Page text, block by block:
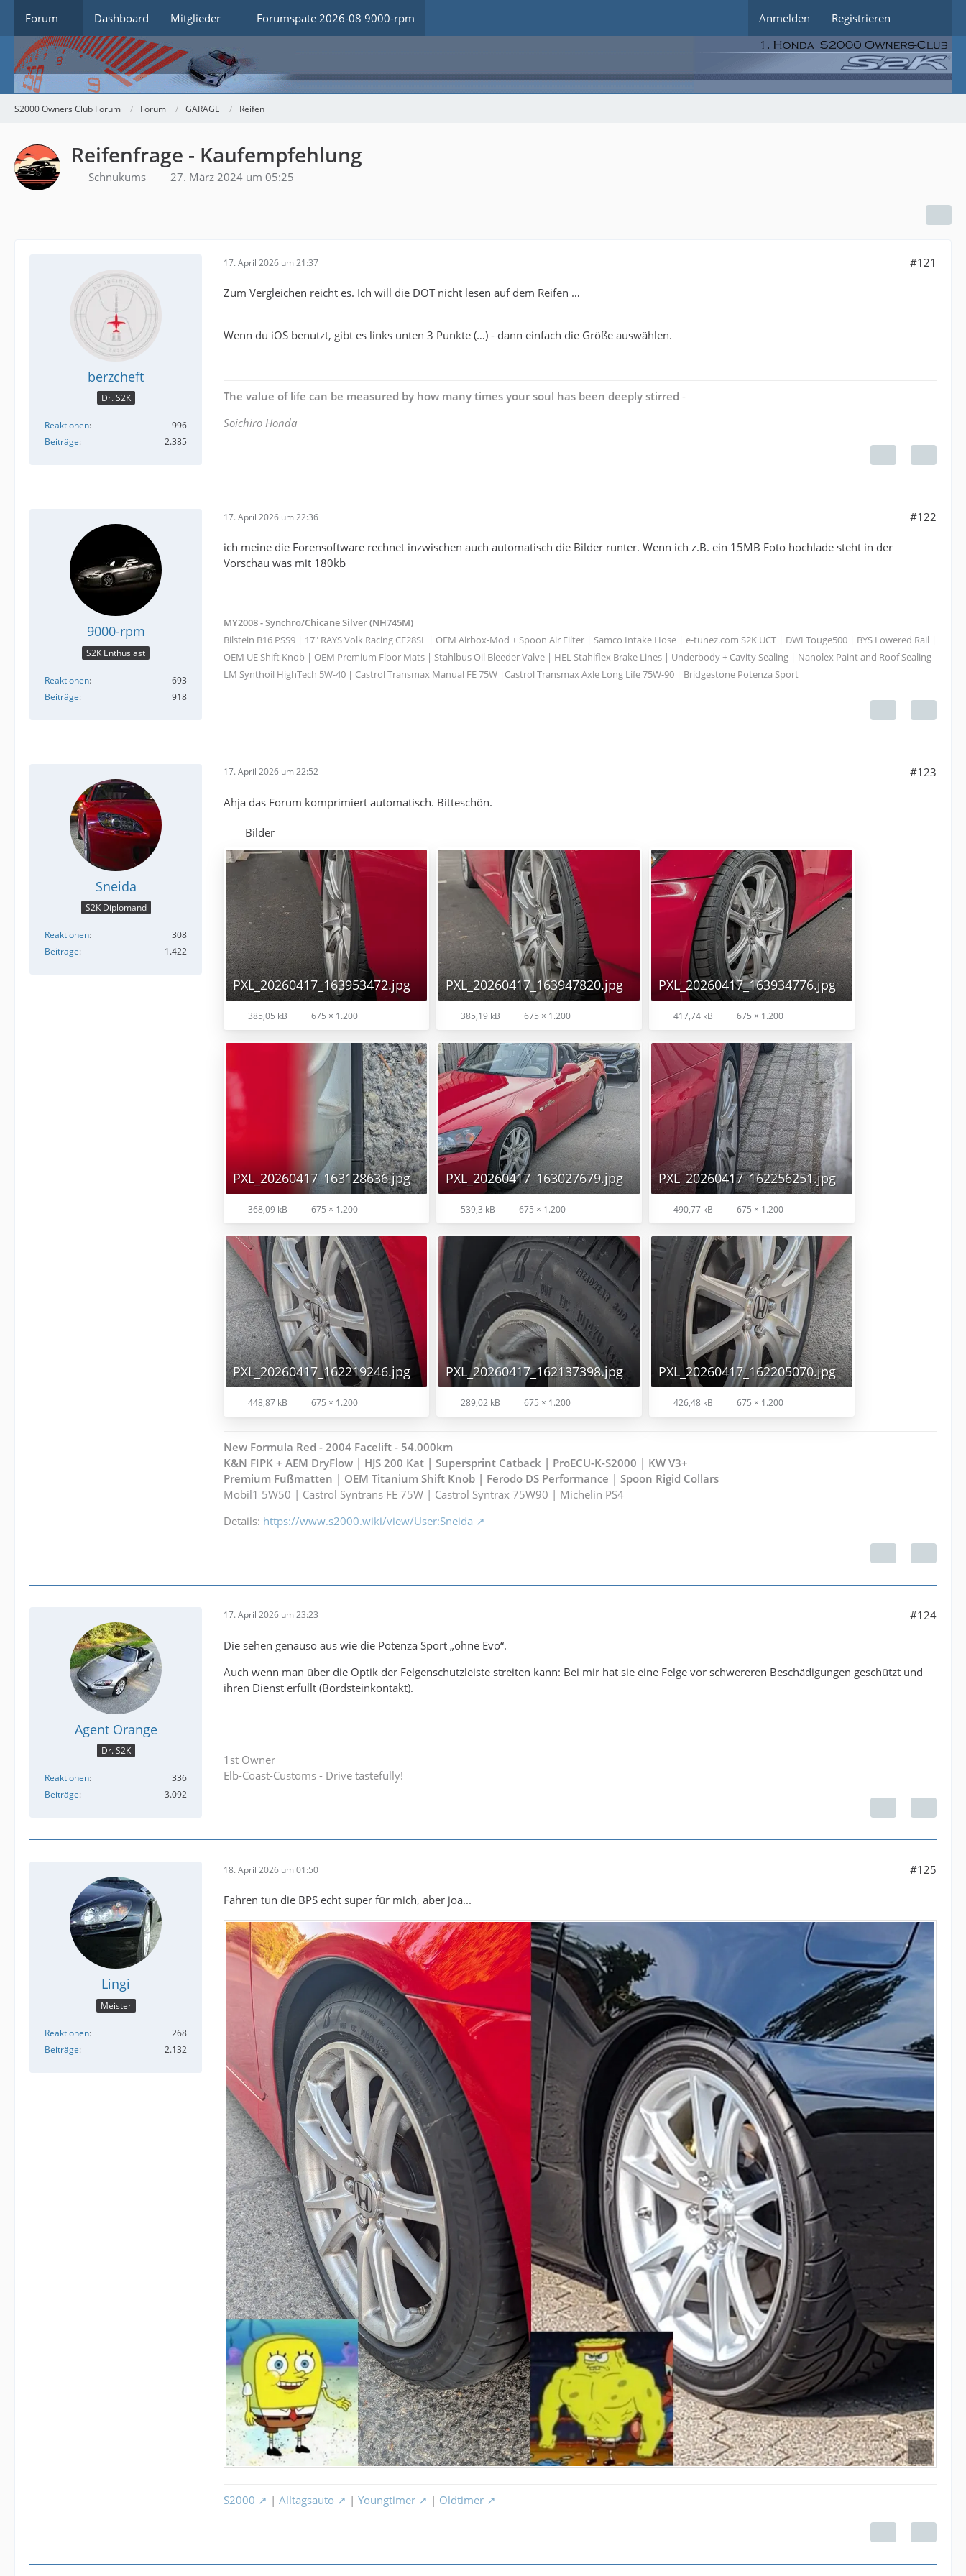
Forum Dashboard Mitglieder Forumspate 2026-08 9000-rpm Anmelden Registrieren
S2000 Owners Club Forum Forum GARAGE Reifen
Reifenfrage - Kaufempfehlung
Schnukums 27. März 2024 um 05:25
berzcheft
Dr. S2K
Reaktionen
996
Beiträge
2.385
17. April 2026 um 21:37 #121
Zum Vergleichen reicht es. Ich will die DOT nicht lesen auf dem Reifen …
Wenn du iOS benutzt, gibt es links unten 3 Punkte (…) - dann einfach die Größe auswählen.
The value of life can be measured by how many times your soul has been deeply stirred -
Soichiro Honda
9000-rpm
S2K Enthusiast
Reaktionen
693
Beiträge
918
17. April 2026 um 22:36 #122
ich meine die Forensoftware rechnet inzwischen auch automatisch die Bilder runter. Wenn ich z.B. ein 15MB Foto hochlade steht in der
Vorschau was mit 180kb
MY2008 - Synchro/Chicane Silver (NH745M)
Bilstein B16 PSS9 | 17" RAYS Volk Racing CE28SL | OEM Airbox-Mod + Spoon Air Filter | Samco Intake Hose | e-tunez.com S2K UCT | DWI Touge500 | BYS Lowered Rail |
OEM UE Shift Knob | OEM Premium Floor Mats | Stahlbus Oil Bleeder Valve | HEL Stahlflex Brake Lines | Underbody + Cavity Sealing | Nanolex Paint and Roof Sealing
LM Synthoil HighTech 5W-40 | Castrol Transmax Manual FE 75W |Castrol Transmax Axle Long Life 75W-90 | Bridgestone Potenza Sport
Sneida
S2K Diplomand
Reaktionen
308
Beiträge
1.422
17. April 2026 um 22:52 #123
Ahja das Forum komprimiert automatisch. Bitteschön.
Bilder
PXL_20260417_163953472.jpg
385,05 kB 675 × 1.200
PXL_20260417_163947820.jpg
385,19 kB 675 × 1.200
PXL_20260417_163934776.jpg
417,74 kB 675 × 1.200
PXL_20260417_163128636.jpg
368,09 kB 675 × 1.200
PXL_20260417_163027679.jpg
539,3 kB 675 × 1.200
PXL_20260417_162256251.jpg
490,77 kB 675 × 1.200
PXL_20260417_162219246.jpg
448,87 kB 675 × 1.200
PXL_20260417_162137398.jpg
289,02 kB 675 × 1.200
PXL_20260417_162205070.jpg
426,48 kB 675 × 1.200
New Formula Red - 2004 Facelift - 54.000km
K&N FIPK + AEM DryFlow | HJS 200 Kat | Supersprint Catback | ProECU-K-S2000 | KW V3+
Premium Fußmatten | OEM Titanium Shift Knob | Ferodo DS Performance | Spoon Rigid Collars
Mobil1 5W50 | Castrol Syntrans FE 75W | Castrol Syntrax 75W90 | Michelin PS4
Details: https://www.s2000.wiki/view/User:Sneida
Agent Orange
Dr. S2K
Reaktionen
336
Beiträge
3.092
17. April 2026 um 23:23 #124
Die sehen genauso aus wie die Potenza Sport „ohne Evo“.
Auch wenn man über die Optik der Felgenschutzleiste streiten kann: Bei mir hat sie eine Felge vor schwereren Beschädigungen geschützt und
ihren Dienst erfüllt (Bordsteinkontakt).
1st Owner
Elb-Coast-Customs - Drive tastefully!
Lingi
Meister
Reaktionen
268
Beiträge
2.132
18. April 2026 um 01:50 #125
Fahren tun die BPS echt super für mich, aber joa...
S2000 | Alltagsauto | Youngtimer | Oldtimer